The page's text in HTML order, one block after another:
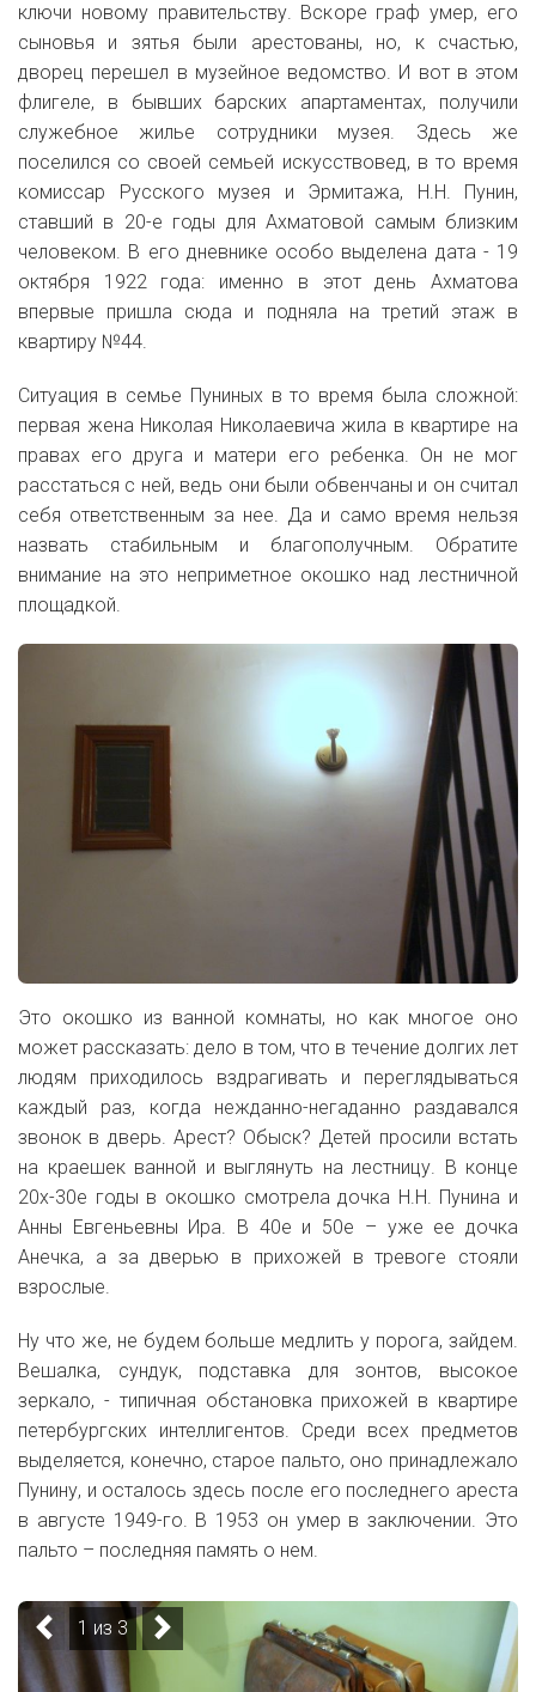
ключи новому правительству. Вскоре граф умер, его
сыновья и зятья были арестованы, но, к счастью,
дворец перешел в музейное ведомство. И вот в этом
флигеле, в бывших барских апартаментах, получили
служебное жилье сотрудники музея. Здесь же
поселился со своей семьей искусствовед, в то время
комиссар Русского музея и Эрмитажа, Н.Н. Пунин,
ставший в 20-е годы для Ахматовой самым близким
человеком. В его дневнике особо выделена дата - 19
октября 1922 года: именно в этот день Ахматова
впервые пришла сюда и подняла на третий этаж в
квартиру №44.
Ситуация в семье Пуниных в то время была сложной:
первая жена Николая Николаевича жила в квартире на
правах его друга и матери его ребенка. Он не мог
расстаться с ней, ведь они были обвенчаны и он считал
себя ответственным за нее. Да и само время нельзя
назвать стабильным и благополучным. Обратите
внимание на это неприметное окошко над лестничной
площадкой.
Это окошко из ванной комнаты, но как многое оно
может рассказать: дело в том, что в течение долгих лет
людям приходилось вздрагивать и переглядываться
каждый раз, когда нежданно-негаданно раздавался
звонок в дверь. Арест? Обыск? Детей просили встать
на краешек ванной и выглянуть на лестницу. В конце
20х-30е годы в окошко смотрела дочка Н.Н. Пунина и
Анны Евгеньевны Ира. В 40е и 50е – уже ее дочка
Анечка, а за дверью в прихожей в тревоге стояли
взрослые.
Ну что же, не будем больше медлить у порога, зайдем.
Вешалка, сундук, подставка для зонтов, высокое
зеркало, - типичная обстановка прихожей в квартире
петербургских интеллигентов. Среди всех предметов
выделяется, конечно, старое пальто, оно принадлежало
Пунину, и осталось здесь после его последнего ареста
в августе 1949-го. В 1953 он умер в заключении. Это
пальто – последняя память о нем.
1 из 3